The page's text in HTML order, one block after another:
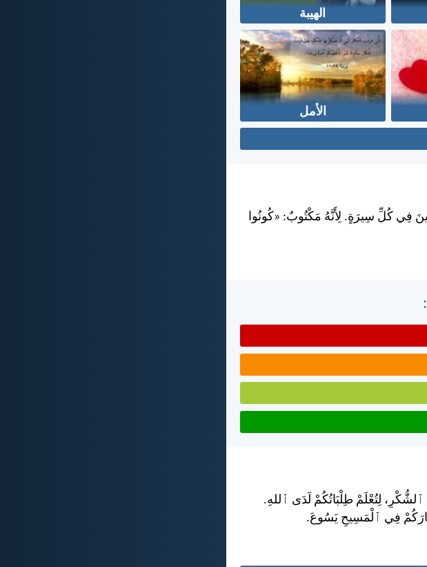
الهيبة
الأمل
فِي كُلِّ سِيرَةٍ. لِأَنَّهُ مَكْتُوبٌ: «كُونُوا
لِتُعْلَمْ طِلْبَاتُكُمْ لَدَى ٱللهِ.
فِي ٱلْمَسِيحِ يَسُوعَ.